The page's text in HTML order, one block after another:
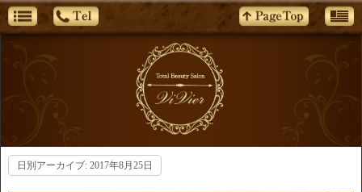
日別アーカイブ: 2017年8月25日